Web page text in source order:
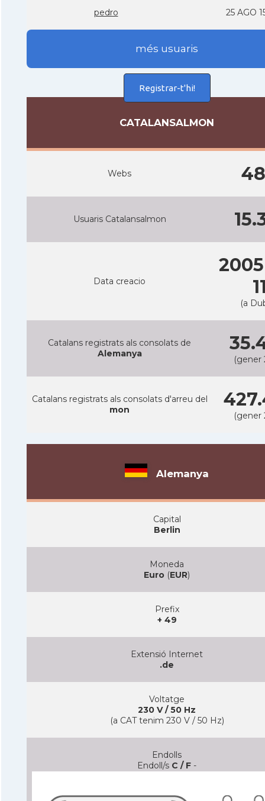
pedro 25 AGO
més usuaris
Registrar-t'hi!
CATALANSALMON
Webs
Usuaris Catalansalmon
Data creacio
(a
Catalans registrats als consolats de
Alemanya
(gener
Catalans registrats als consolats d'arreu del
mon
(gener
Alemanya
Capital
Berlin
Moneda
Euro (EUR)
Prefix
+ 49
Extensió Internet
.de
Voltatge
230 V / 50 Hz
(a CAT tenim 230 V / 50 Hz)
Endolls
Endoll/s C / F -